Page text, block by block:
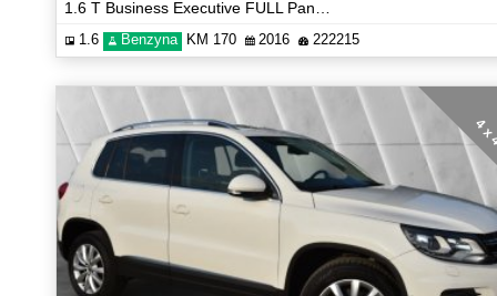
1.6 Benzyna KM 170 2016 222215
4